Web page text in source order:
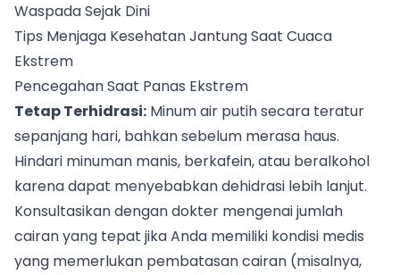
Waspada Sejak Dini
Tips Menjaga Kesehatan Jantung Saat Cuaca
Ekstrem
Pencegahan Saat Panas Ekstrem
Tetap Terhidrasi: Minum air putih secara teratur
sepanjang hari, bahkan sebelum merasa haus.
Hindari minuman manis, berkafein, atau beralkohol
karena dapat menyebabkan dehidrasi lebih lanjut.
Konsultasikan dengan dokter mengenai jumlah
cairan yang tepat jika Anda memiliki kondisi medis
yang memerlukan pembatasan cairan (misalnya,